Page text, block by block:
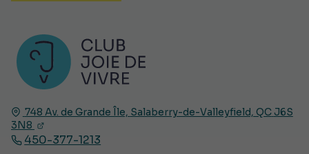
748 Av. de Grande Île, Salaberry-de-Valleyfield, QC J6S
3N8
450-377-1213